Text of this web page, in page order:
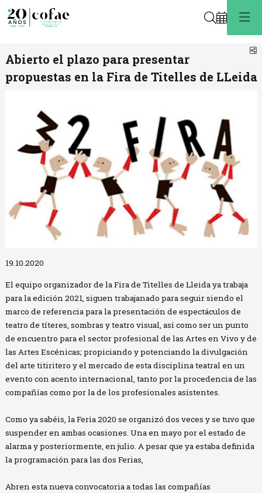
Buscar
Abierto el plazo para presentar
propuestas en la Fira de Titelles de LLeida
19.10.2020
El equipo organizador de la Fira de Titelles de Lleida ya trabaja
para la edición 2021, siguen trabajanado para seguir siendo el
marco de referencia para la presentación de espectáculos de
teatro de títeres, sombras y teatro visual, así como ser un punto
de encuentro para el sector profesional de las Artes en Vivo y de
las Artes Escénicas; propiciando y potenciando la divulgación
del arte titiritero y el mercado de esta disciplina teatral en un
evento con acento internacional, tanto por la procedencia de las
compañías como por la de los profesionales asistentes.
Como ya sabéis, la Feria 2020 se organizó dos veces y se tuvo que
suspender en ambas ocasiones. Una en mayo por el estado de
alarma y posteriormente, en julio. A pesar que ya estaba definida
la programación para las dos Ferias,
Abren esta nueva convocatoria a todas las compañías